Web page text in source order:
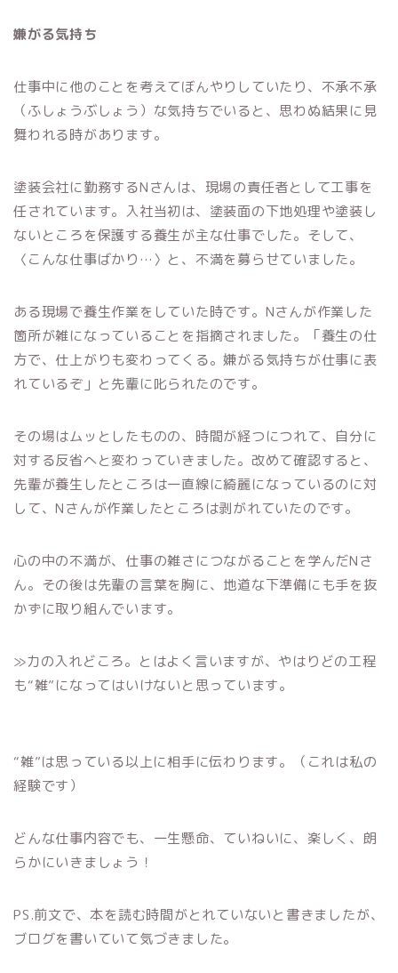
嫌がる気持ち
仕事中に他のことを考えてぼんやりしていたり、不承不承
（ふしょうぶしょう）な気持ちでいると、思わぬ結果に見
舞われる時があります。
塗装会社に勤務するNさんは、現場の責任者として工事を
任されています。入社当初は、塗装面の下地処理や塗装し
ないところを保護する養生が主な仕事でした。そして、
〈こんな仕事ばかり…〉と、不満を募らせていました。
ある現場で養生作業をしていた時です。Nさんが作業した
箇所が雑になっていることを指摘されました。「養生の仕
方で、仕上がりも変わってくる。嫌がる気持ちが仕事に表
れているぞ」と先輩に叱られたのです。
その場はムッとしたものの、時間が経つにつれて、自分に
対する反省へと変わっていきました。改めて確認すると、
先輩が養生したところは一直線に綺麗になっているのに対
して、Nさんが作業したところは剥がれていたのです。
心の中の不満が、仕事の雑さにつながることを学んだNさ
ん。その後は先輩の言葉を胸に、地道な下準備にも手を抜
かずに取り組んでいます。
≫力の入れどころ。とはよく言いますが、やはりどの工程
も“雑”になってはいけないと思っています。
“雑”は思っている以上に相手に伝わります。（これは私の
経験です）
どんな仕事内容でも、一生懸命、ていねいに、楽しく、朗
らかにいきましょう！
PS.前文で、本を読む時間がとれていないと書きましたが、
ブログを書いていて気づきました。